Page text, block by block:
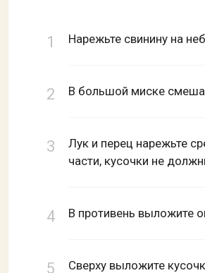
Нарежьте свинину на
В большой миске
Лук и перец нарежьте
части, кусочки не
В противень выложите
Сверху выложите